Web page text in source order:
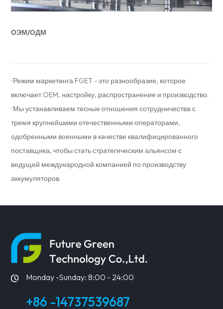
ОЭМ/ОДМ
· Режим маркетинга FGET - это разнообразие, которое
включает OEM, настройку, распространение и производство.
· Мы устанавливаем тесные отношения сотрудничества с
тремя крупнейшими отечественными операторами,
одобренными военными в качестве квалифицированного
поставщика, чтобы стать стратегическим альянсом с
ведущей международной компанией по производству
аккумуляторов.
Monday -Sunday: 8:00 - 24:00
+86 -14737539687